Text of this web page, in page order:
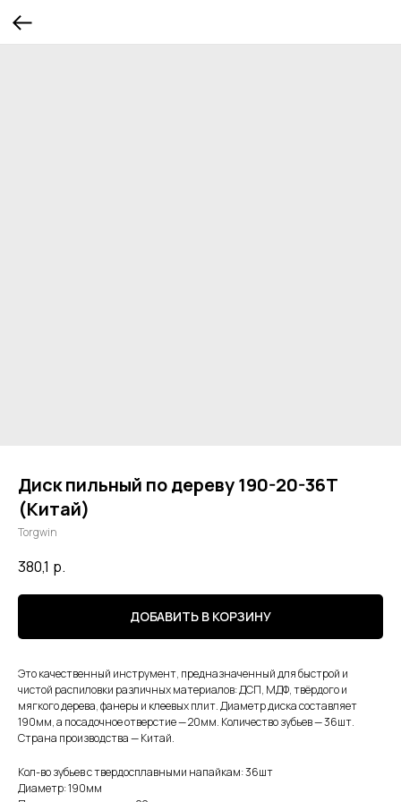
Диск пильный по дереву 190-20-36Т
(Китай)
Torgwin
380,1 р.
ДОБАВИТЬ В КОРЗИНУ
Это качественный инструмент, предназначенный для быстрой и
чистой распиловки различных материалов: ДСП, МДФ, твёрдого и
мягкого дерева, фанеры и клеевых плит. Диаметр диска составляет
190мм, а посадочное отверстие — 20мм. Количество зубьев — 36шт.
Страна производства — Китай.
Кол-во зубьев с твердосплавными напайкам: 36шт
Диаметр: 190мм